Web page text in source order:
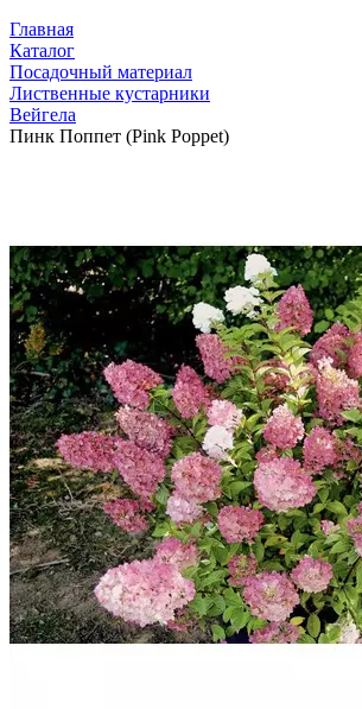
Главная
Каталог
Посадочный материал
Лиственные кустарники
Вейгела
Пинк Поппет (Pink Poppet)